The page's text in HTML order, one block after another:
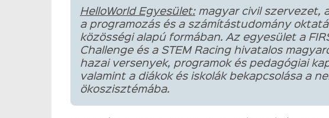
HelloWorld Egyesület:magyar civil szervezet,
a programozás és a számítástudomány
közösségi alapú formában. Az egyesület a
Challenge és a STEM Racing hivatalos
hazai versenyek, programok és pedagógiai
valamint a diákok és iskolák bekapcsolása a
ökoszisztémába.